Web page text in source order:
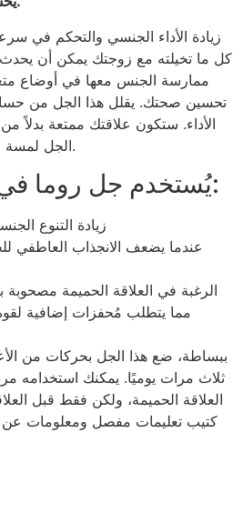
زيادة الأداء الجنسي والتحكم في
كل ما تخيلته مع زوجتك يمكن أن
ممارسة الجنس معها في أوضاع
تحسين صحتك. يقلل هذا الجل من
الأداء. ستكون علاقتك ممتعة
الجل لمسة مميزة على حياتك الجنسية.
يُستخدم جل روما في الحالات التالية:
زيادة التنوع
عندما يضعف الانجذاب العاطفي
الرغبة في العلاقة الحميمة
مما يتطلب مُحفزات إضافية
ببساطة، ضع هذا الجل بحركات من
العلاقة الحميمة، ولكن فقط قبل
كتيب تعليمات مفصل ومعلومات عن